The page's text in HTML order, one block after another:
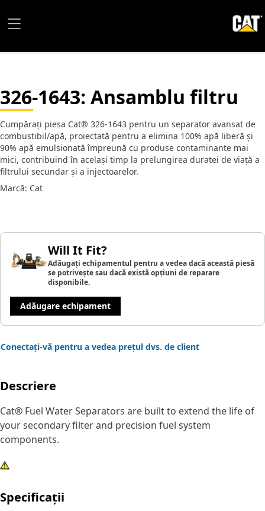
326-1643: Ansamblu filtru
Cumpărați piesa Cat® 326-1643 pentru un separator avansat de
combustibil/apă, proiectată pentru a elimina 100% apă liberă și
90% apă emulsionată împreună cu produse contaminante mai
mici, contribuind în același timp la prelungirea duratei de viață a
filtrului secundar și a injectoarelor.
Marcă: Cat
Will It Fit?
Adăugați echipamentul pentru a vedea dacă această piesă
se potrivește sau dacă există opțiuni de reparare
disponibile.
Adăugare echipament
Conectați-vă pentru a vedea prețul dvs. de client
Descriere
Cat® Fuel Water Separators are built to extend the life of
your secondary filter and precision fuel system
components.
Specificații